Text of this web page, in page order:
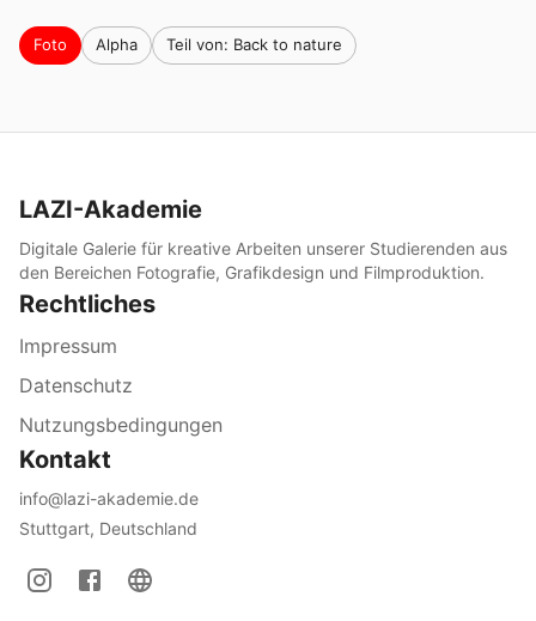
Foto Alpha Teil von: Back to nature
LAZI-Akademie
Digitale Galerie für kreative Arbeiten unserer Studierenden aus
den Bereichen Fotografie, Grafikdesign und Filmproduktion.
Rechtliches
Impressum
Datenschutz
Nutzungsbedingungen
Kontakt
info@lazi-akademie.de
Stuttgart, Deutschland